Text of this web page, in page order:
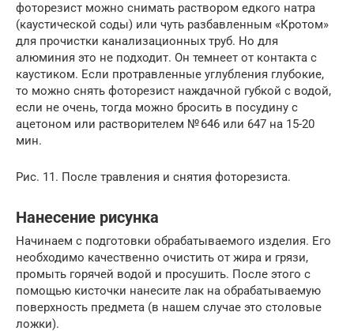
фоторезист можно снимать раствором едкого натра
(каустической соды) или чуть разбавленным «Кротом»
для прочистки канализационных труб. Но для
алюминия это не подходит. Он темнеет от контакта с
каустиком. Если протравленные углубления глубокие,
то можно снять фоторезист наждачной губкой с водой,
если не очень, тогда можно бросить в посудину с
ацетоном или растворителем № 646 или 647 на 15-20
мин.
Рис. 11. После травления и снятия фоторезиста.
Нанесение рисунка
Начинаем с подготовки обрабатываемого изделия. Его
необходимо качественно очистить от жира и грязи,
промыть горячей водой и просушить. После этого с
помощью кисточки нанесите лак на обрабатываемую
поверхность предмета (в нашем случае это столовые
ложки).